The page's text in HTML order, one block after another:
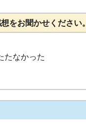
をお聞かせください。
たなかった